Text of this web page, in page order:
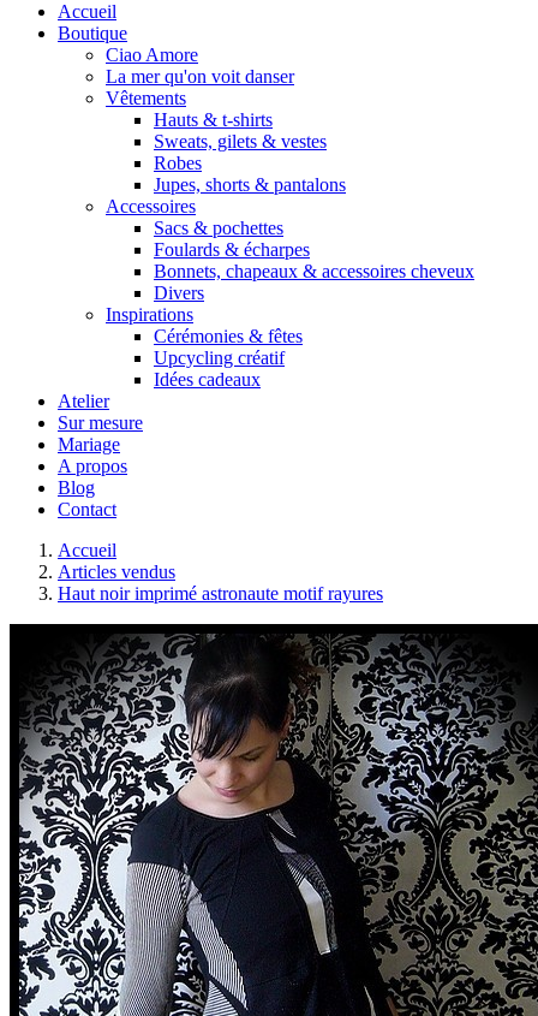
Accueil
Boutique
Ciao Amore
La mer qu'on voit danser
Vêtements
Hauts & t-shirts
Sweats, gilets & vestes
Robes
Jupes, shorts & pantalons
Accessoires
Sacs & pochettes
Foulards & écharpes
Bonnets, chapeaux & accessoires cheveux
Divers
Inspirations
Cérémonies & fêtes
Upcycling créatif
Idées cadeaux
Atelier
Sur mesure
Mariage
A propos
Blog
Contact
Accueil
Articles vendus
Haut noir imprimé astronaute motif rayures